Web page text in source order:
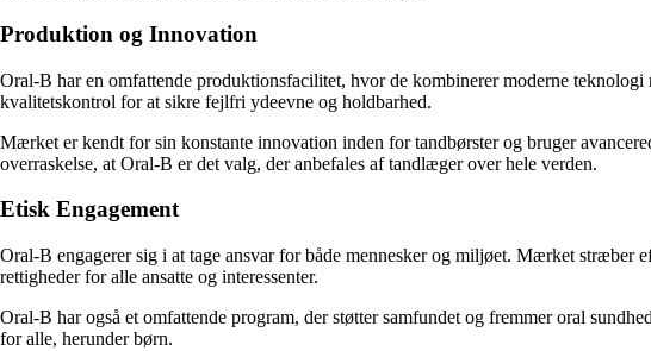
Produktion og Innovation
Oral-B har en omfattende produktionsfacilitet, hvor de kombinerer moderne
kvalitetskontrol for at sikre fejlfri ydeevne og holdbarhed.
Mærket er kendt for sin konstante innovation inden for tandbørster og bruger
overraskelse, at Oral-B er det valg, der anbefales af tandlæger over hele verden.
Etisk Engagement
Oral-B engagerer sig i at tage ansvar for både mennesker og miljøet. Mærket
rettigheder for alle ansatte og interessenter.
Oral-B har også et omfattende program, der støtter samfundet og fremmer oral
for alle, herunder børn.